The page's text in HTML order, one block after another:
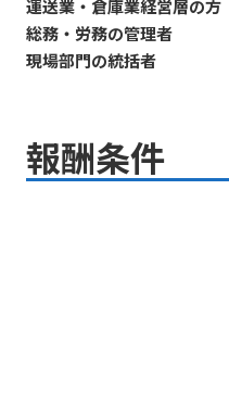
運送業・倉庫業経営層の方
総務・労務の管理者
現場部門の統括者
報酬条件